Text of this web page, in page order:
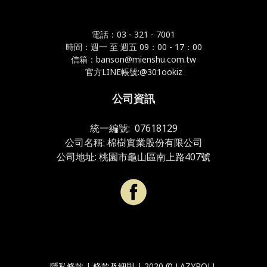
電話：03 - 321 - 7001
時間：週一 至 週五 09：00 - 17：00
信箱：banson@mienshu.com.tw
官方LINE帳號:@301ookiz
公司資訊
統一編號: 07618129
公司名稱: 棉樹實業股份有限公司
公司地址: 桃園市龜山區南上路407號